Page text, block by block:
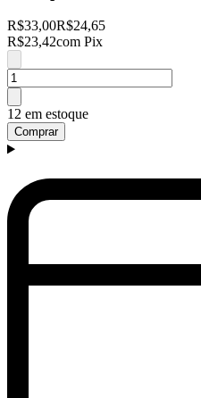
R$33,00R$24,65
R$23,42com Pix
12 em estoque
Comprar